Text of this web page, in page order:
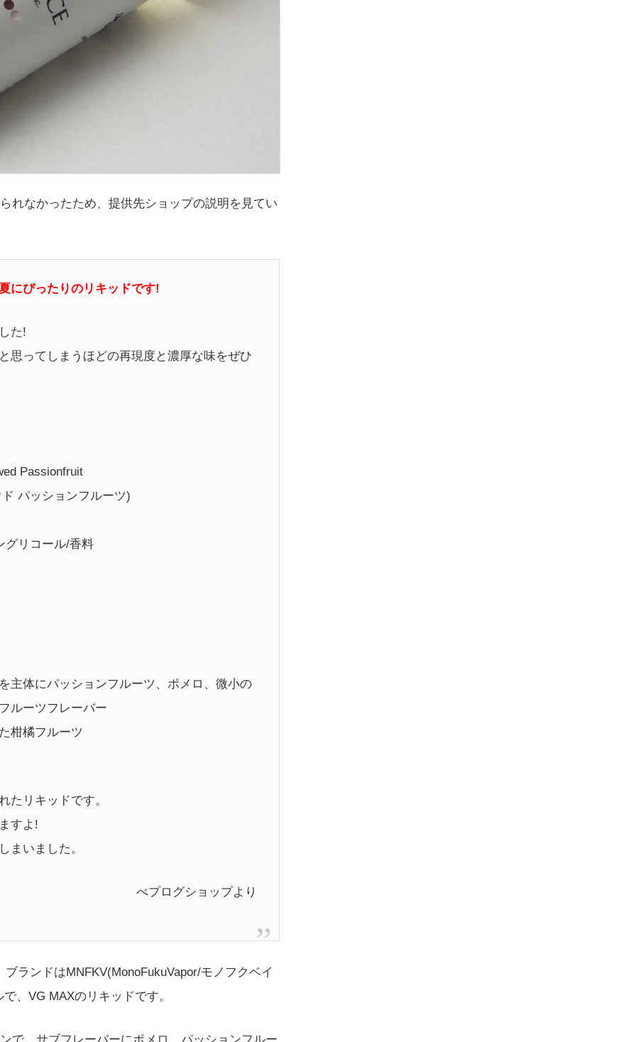
れなかったため、提供先ショップの説明を見てい
にぴったりのリキッドです!
た!
思ってしまうほどの再現度と濃厚な味をぜひ
Passionfruit
パッションフルーツ)
グリコール/香料
主体にパッションフルーツ、ポメロ、微小の
ルーツフレーバー
柑橘フルーツ
たリキッドです。
すよ!
まいました。
べプログショップより
ランドはMNFKV(MonoFukuVapor/モノフクベイ
、VG MAXのリキッドです。